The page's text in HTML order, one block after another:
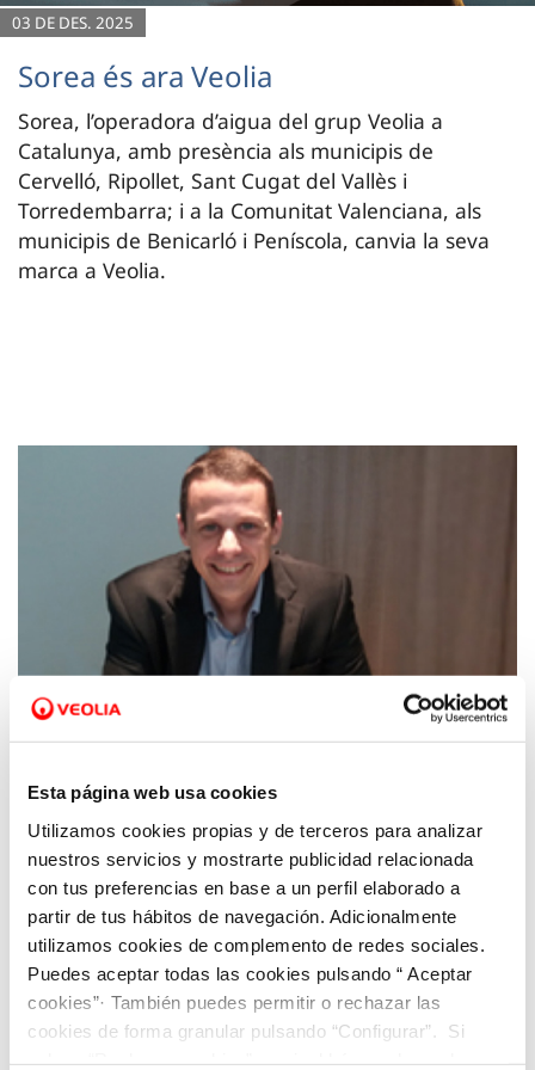
Esta página web usa cookies
Utilizamos cookies propias y de terceros para analizar
nuestros servicios y mostrarte publicidad relacionada
con tus preferencias en base a un perfil elaborado a
partir de tus hábitos de navegación. Adicionalmente
utilizamos cookies de complemento de redes sociales.
Puedes aceptar todas las cookies pulsando “ Aceptar
cookies”· También puedes permitir o rechazar las
cookies de forma granular pulsando “Configurar”. Si
03 DE DES. 2025
Sorea és ara Veolia
Sorea, l’operadora d’aigua del grup Veolia a
Catalunya, amb presència als municipis de
Cervelló, Ripollet, Sant Cugat del Vallès i
Torredembarra; i a la Comunitat Valenciana, als
municipis de Benicarló i Peníscola, canvia la seva
marca a Veolia.
09 DE MARÇ 2017
La revista Notes publica un article sobre el
cicle de l'aigua a Mollet del Vallès